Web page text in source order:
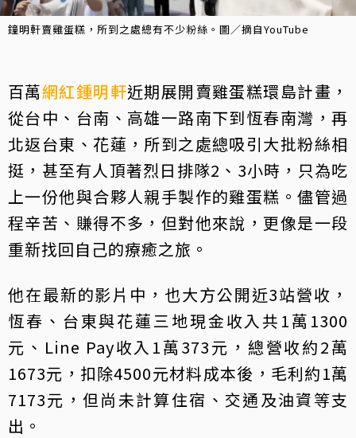
鐘明軒賣雞蛋糕，所到之處總有不少粉絲。圖／摘自YouTube
百萬網紅鍾明軒近期展開賣雞蛋糕環島計畫，
從台中、台南、高雄一路南下到恆春南灣，再
北返台東、花蓮，所到之處總吸引大批粉絲相
挺，甚至有人頂著烈日排隊2、3小時，只為吃
上一份他與合夥人親手製作的雞蛋糕。儘管過
程辛苦、賺得不多，但對他來說，更像是一段
重新找回自己的療癒之旅。
他在最新的影片中，也大方公開近3站營收，
恆春、台東與花蓮三地現金收入共1萬1300
元、Line Pay收入1萬373元，總營收約2萬
1673元，扣除4500元材料成本後，毛利約1萬
7173元，但尚未計算住宿、交通及油資等支
出。